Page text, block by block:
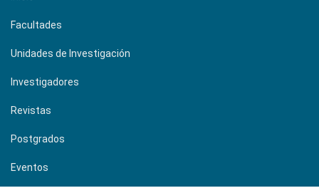
Facultades
Unidades de Investigación
Investigadores
Revistas
Postgrados
Eventos